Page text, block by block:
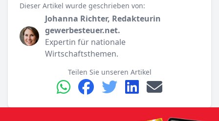
Dieser Artikel wurde geschrieben von:
Johanna Richter, Redakteurin
gewerbesteuer.net.
Expertin für nationale
Wirtschaftsthemen.
Teilen Sie unseren Artikel